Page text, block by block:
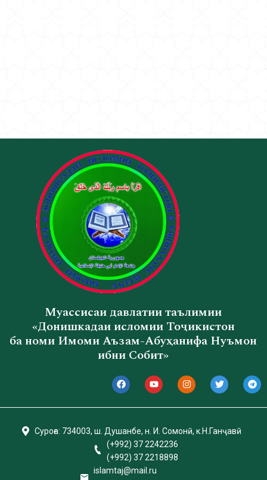
Муассисаи давлатии таълимии
«Донишкадаи исломии Тоҷикистон
ба номи Имоми Аъзам-Абуҳанифа Нуъмон
ибни Собит»
Суроға: 734003, ш. Душанбе, н. И. Сомонӣ, к.Н.Ганҷавӣ
(+992) 37 2242236
(+992) 37 2218898
islamtаj@mail.ru